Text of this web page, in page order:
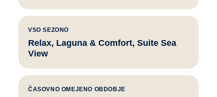
VSO SEZONO
Relax, Laguna & Comfort, Suite Sea
View
ČASOVNO OMEJENO OBDOBJE